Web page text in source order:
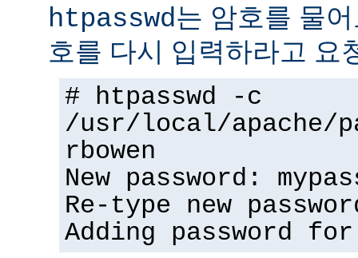
htpasswd는 암호를 물
호를 다시 입력하라고 요
# htpasswd -c
/usr/local/apache/
rbowen
New password:
Re-type new
Adding password